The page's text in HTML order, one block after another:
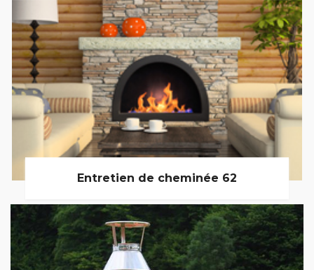
Entretien de cheminée 62